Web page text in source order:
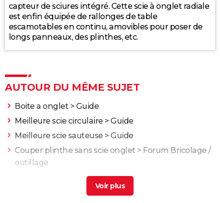
capteur de sciures intégré. Cette scie à onglet radiale
est enfin équipée de rallonges de table
escamotables en continu, amovibles pour poser de
longs panneaux, des plinthes, etc.
AUTOUR DU MÊME SUJET
Boite a onglet > Guide
Meilleure scie circulaire > Guide
Meilleure scie sauteuse > Guide
Couper plinthe sans scie onglet > Forum Bricolage /
outillage
Meilleure température frigo> Guide